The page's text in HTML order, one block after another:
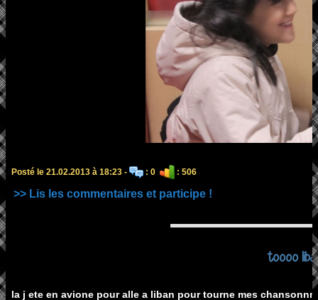
Posté le 21.02.2013 à 18:23 - : 0 : 506
>> Lis les commentaires et participe !
toooo
la j ete en avione pour alle a liban pour tourne mes